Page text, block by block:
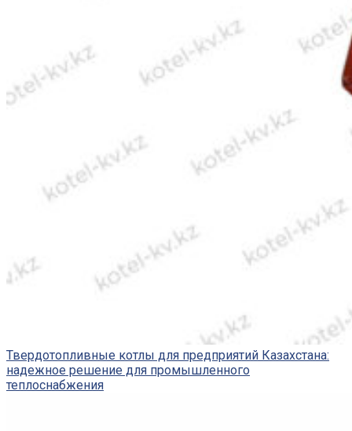
Твердотопливные котлы для предприятий Казахстана:
надежное решение для промышленного
теплоснабжения